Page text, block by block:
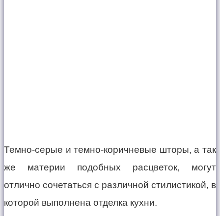
Темно-серые и темно-коричневые шторы, а так
же материи подобных расцветок, могут
отлично сочетаться с различной стилистикой, в
которой выполнена отделка кухни.